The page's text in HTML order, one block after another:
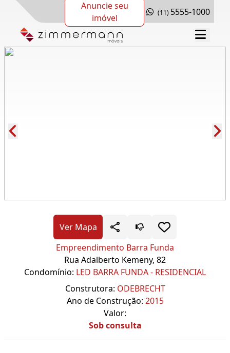
Anuncie seu
imóvel
(11) 5555-1000
Ver Mapa
Empreendimento Barra Funda
Rua Adalberto Kemeny, 82
Condomínio: LED BARRA FUNDA - RESIDENCIAL
Construtora: ODEBRECHT
Ano de Construção: 2015
Valor:
Sob consulta